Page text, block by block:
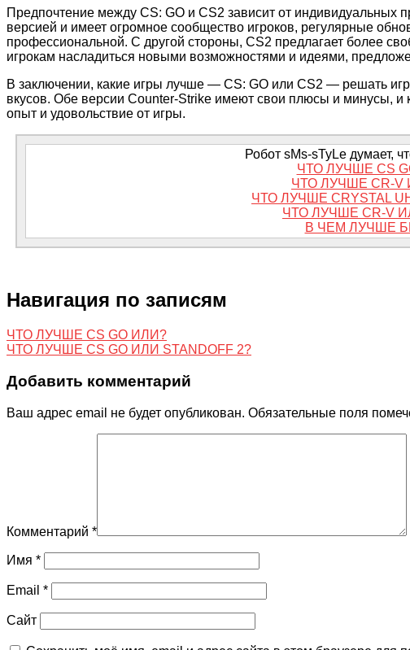
Предпочтение между CS: GO и CS2 зависит от индивидуальных
версией и имеет огромное сообщество игроков, регулярные
профессиональной. С другой стороны, CS2 предлагает более
игрокам насладиться новыми возможностями и идеями,
В заключении, какие игры лучше — CS: GO или CS2 — решать
вкусов. Обе версии Counter-Strike имеют свои плюсы и минусы, и
опыт и удовольствие от игры.
Робот sMs-sTyLe думает,
ЧТО ЛУЧШЕ CS
ЧТО ЛУЧШЕ CR-V
ЧТО ЛУЧШЕ CRYSTAL
ЧТО ЛУЧШЕ CR-V
В ЧЕМ ЛУЧШЕ
Навигация по записям
ЧТО ЛУЧШЕ CS GO ИЛИ?
ЧТО ЛУЧШЕ CS GO ИЛИ STANDOFF 2?
Добавить комментарий
Ваш адрес email не будет опубликован. Обязательные поля
Комментарий *
Имя *
Email *
Сайт